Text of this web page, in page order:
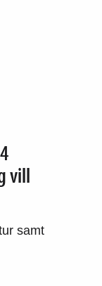
vill
samt